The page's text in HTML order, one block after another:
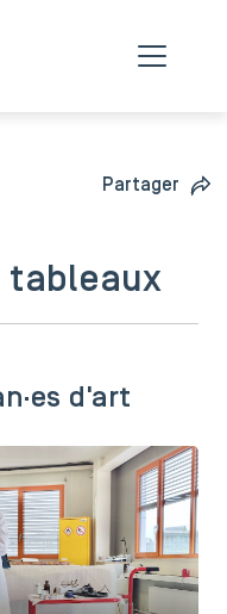
Partager
tableaux
d'art